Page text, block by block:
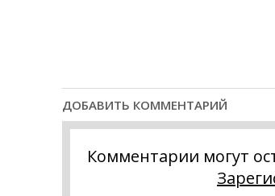
ДОБАВИТЬ КОММЕНТАРИЙ
Комментарии могут